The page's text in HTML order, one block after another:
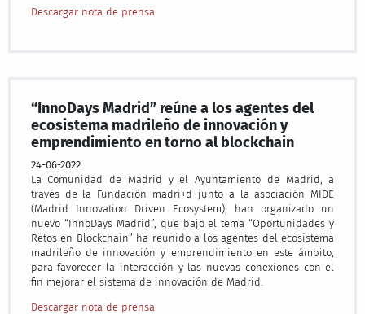
Descargar nota de prensa
“InnoDays Madrid” reúne a los agentes del
ecosistema madrileño de innovación y
emprendimiento en torno al blockchain
24-06-2022
La Comunidad de Madrid y el Ayuntamiento de Madrid, a
través de la Fundación madri+d junto a la asociación MIDE
(Madrid Innovation Driven Ecosystem), han organizado un
nuevo “InnoDays Madrid”, que bajo el tema “Oportunidades y
Retos en Blockchain” ha reunido a los agentes del ecosistema
madrileño de innovación y emprendimiento en este ámbito,
para favorecer la interacción y las nuevas conexiones con el
fin mejorar el sistema de innovación de Madrid.
Descargar nota de prensa